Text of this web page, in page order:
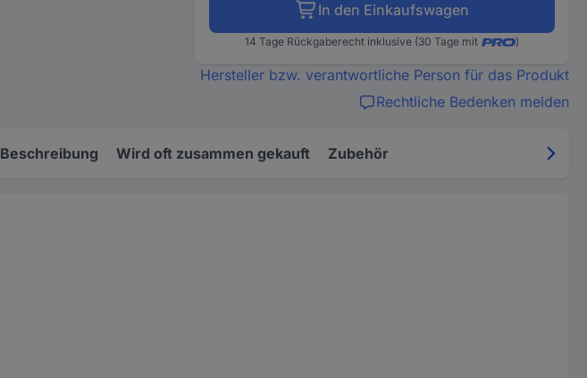
In den Einkaufswagen
14 Tage Rückgaberecht inklusive (30 Tage mit )
Hersteller bzw. verantwortliche Person für das Produkt
Rechtliche Bedenken melden
Beschreibung Wird oft zusammen gekauft Zubehör